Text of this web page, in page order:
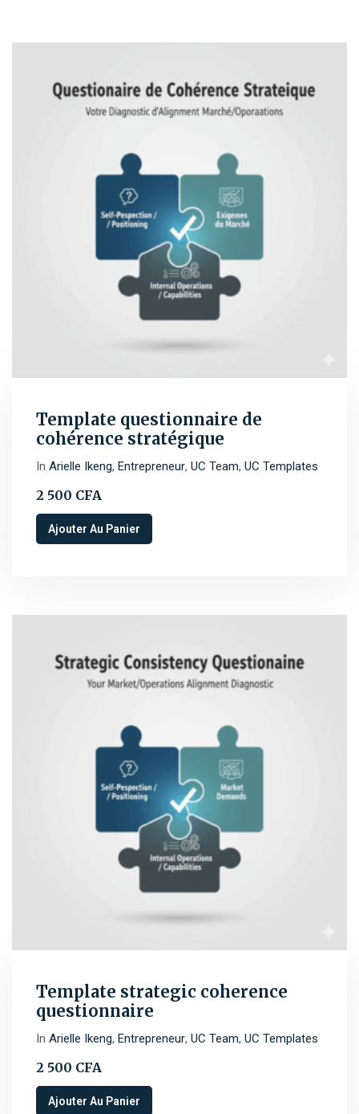
Template questionnaire de
cohérence stratégique
In Arielle Ikeng, Entrepreneur, UC Team, UC Templates
2 500 CFA
Ajouter Au Panier
Template strategic coherence
questionnaire
In Arielle Ikeng, Entrepreneur, UC Team, UC Templates
2 500 CFA
Ajouter Au Panier